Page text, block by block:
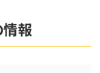
報